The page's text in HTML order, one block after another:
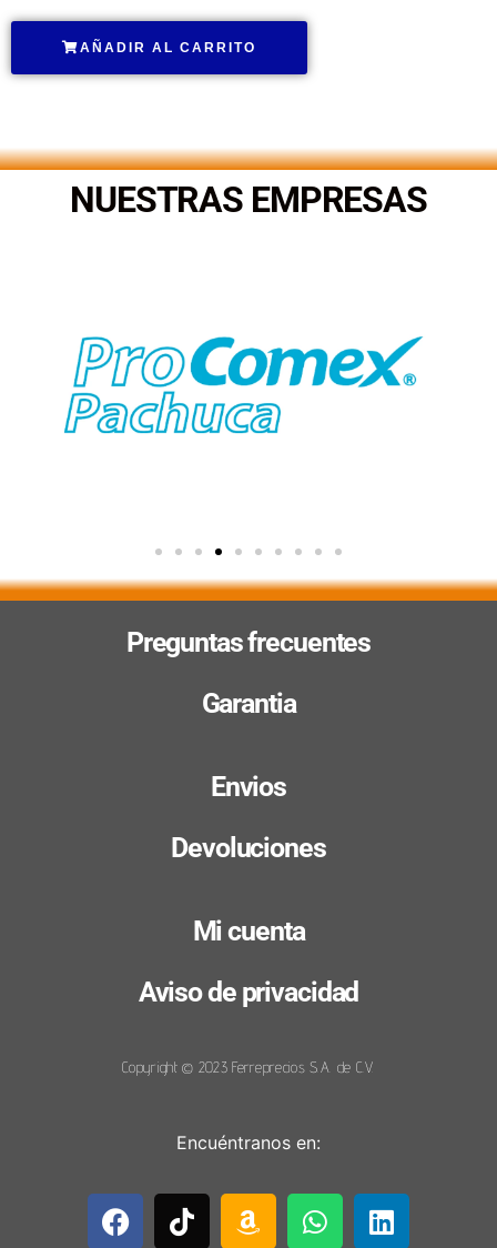
AÑADIR AL CARRITO
NUESTRAS EMPRESAS
Preguntas frecuentes
Garantia
Envios
Devoluciones
Mi cuenta
Aviso de privacidad
Copyright © 2023 Ferreprecios S.A. de C.V.
Encuéntranos en: